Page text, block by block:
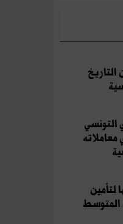
التونسي
معاملاته
لتأمين
المتوسط